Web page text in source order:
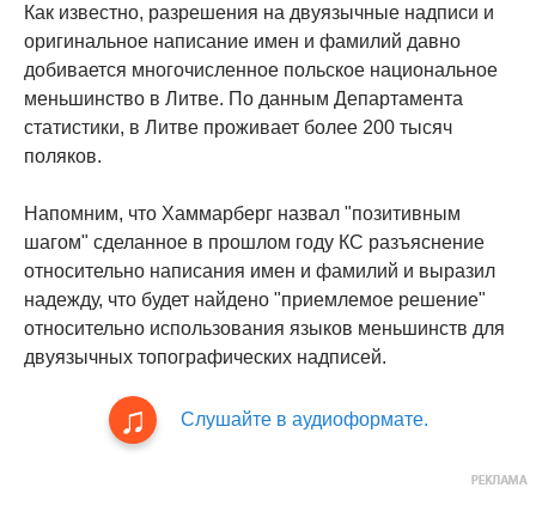
Как известно, разрешения на двуязычные надписи и
оригинальное написание имен и фамилий давно
добивается многочисленное польское национальное
меньшинство в Литве. По данным Департамента
статистики, в Литве проживает более 200 тысяч
поляков.
Напомним, что Хаммарберг назвал "позитивным
шагом" сделанное в прошлом году КС разъяснение
относительно написания имен и фамилий и выразил
надежду, что будет найдено "приемлемое решение"
относительно использования языков меньшинств для
двуязычных топографических надписей.
Слушайте в аудиоформате.